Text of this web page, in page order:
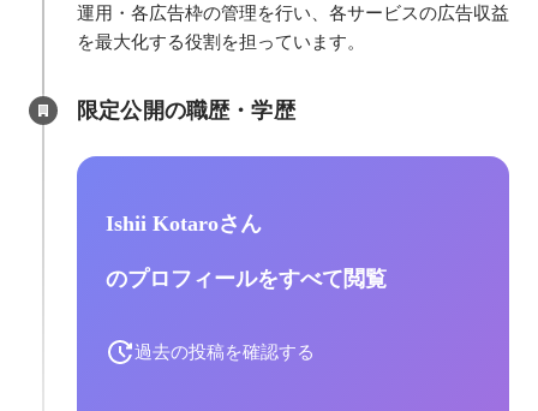
運用・各広告枠の管理を行い、各サービスの広告収益
を最大化する役割を担っています。
限定公開の職歴・学歴
Ishii Kotaroさん
のプロフィールをすべて閲覧
過去の投稿を確認する